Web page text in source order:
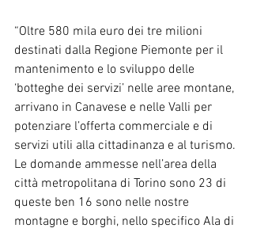
“Oltre 580 mila euro dei tre milioni
destinati dalla Regione Piemonte per il
mantenimento e lo sviluppo delle
‘botteghe dei servizi’ nelle aree montane,
arrivano in Canavese e nelle Valli per
potenziare l’offerta commerciale e di
servizi utili alla cittadinanza e al turismo.
Le domande ammesse nell’area della
città metropolitana di Torino sono 23 di
queste ben 16 sono nelle nostre
montagne e borghi, nello specifico Ala di